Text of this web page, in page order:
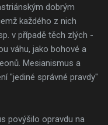
dobrým
každého z nich
v případě těch zlých -
váhu, jako bohové a
Mesianismus a
"jediné správné pravdy"
povýšilo opravdu na